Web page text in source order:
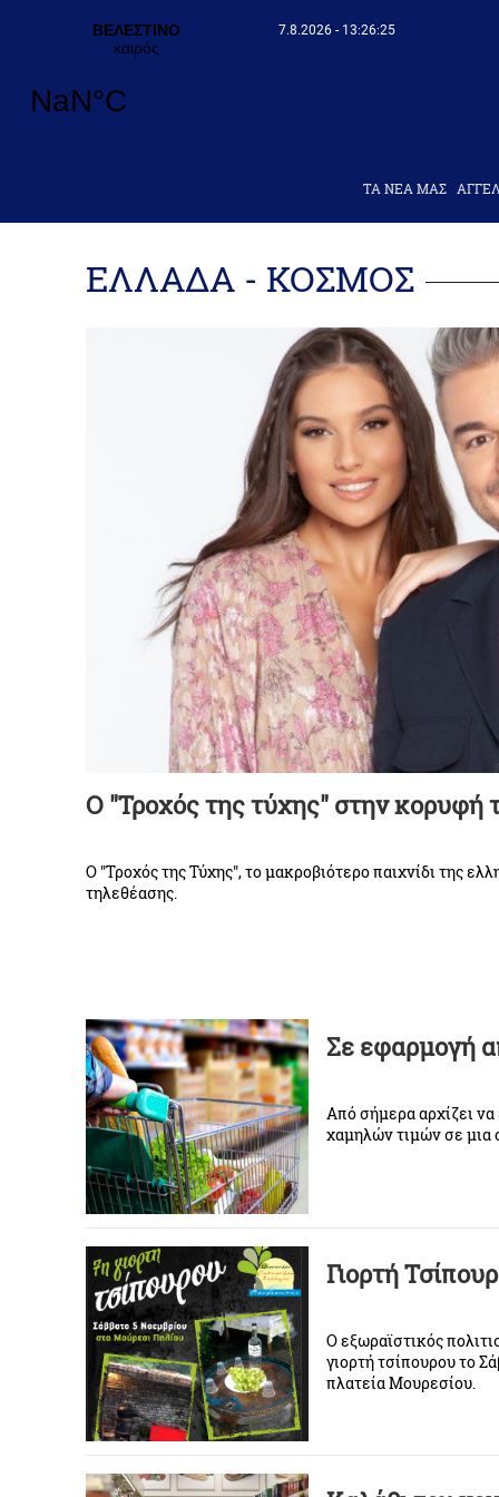
7.8.2026 - 13:26:26
ΤΑ ΝΕΑ ΜΑΣ
ΕΛΛΑΔΑ - ΚΟΣΜΟΣ
Ο "Τροχός της τύχης" στην κορυφή
Ο "Τροχός της Τύχης", το μακροβιότερo παιχνίδι της
τηλεθέασης.
Σε εφαρμογή
Από σήμερα αρχίζει να
χαμηλών τιμών σε μια
Γιορτή
Ο εξωραϊστικός
γιορτή τσίπουρου το
πλατεία Μουρεσίου.